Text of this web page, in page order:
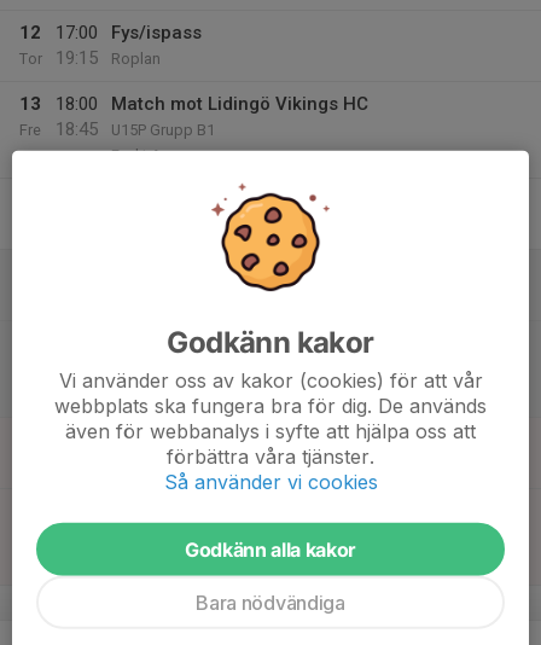
12
Tor
17:00
19:15
Fys/ispass
Roplan
13
Fre
18:00
18:45
Match mot Lidingö Vikings HC
U15P Grupp B1
Exakt Arena
15:45
Match mot Värmdö HC 1
U15P Grupp B1
Ekhallen
09:00
Waernerpass
v.8
Godkänn kakor
Vi använder oss av kakor (cookies) för att vår
webbplats ska fungera bra för dig. De används
även för webbanalys i syfte att hjälpa oss att
förbättra våra tjänster.
Så använder vi cookies
Godkänn alla kakor
Bara nödvändiga